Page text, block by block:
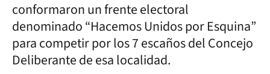
conformaron un frente electoral
denominado “Hacemos Unidos por Esquina”
para competir por los 7 escaños del Concejo
Deliberante de esa localidad.